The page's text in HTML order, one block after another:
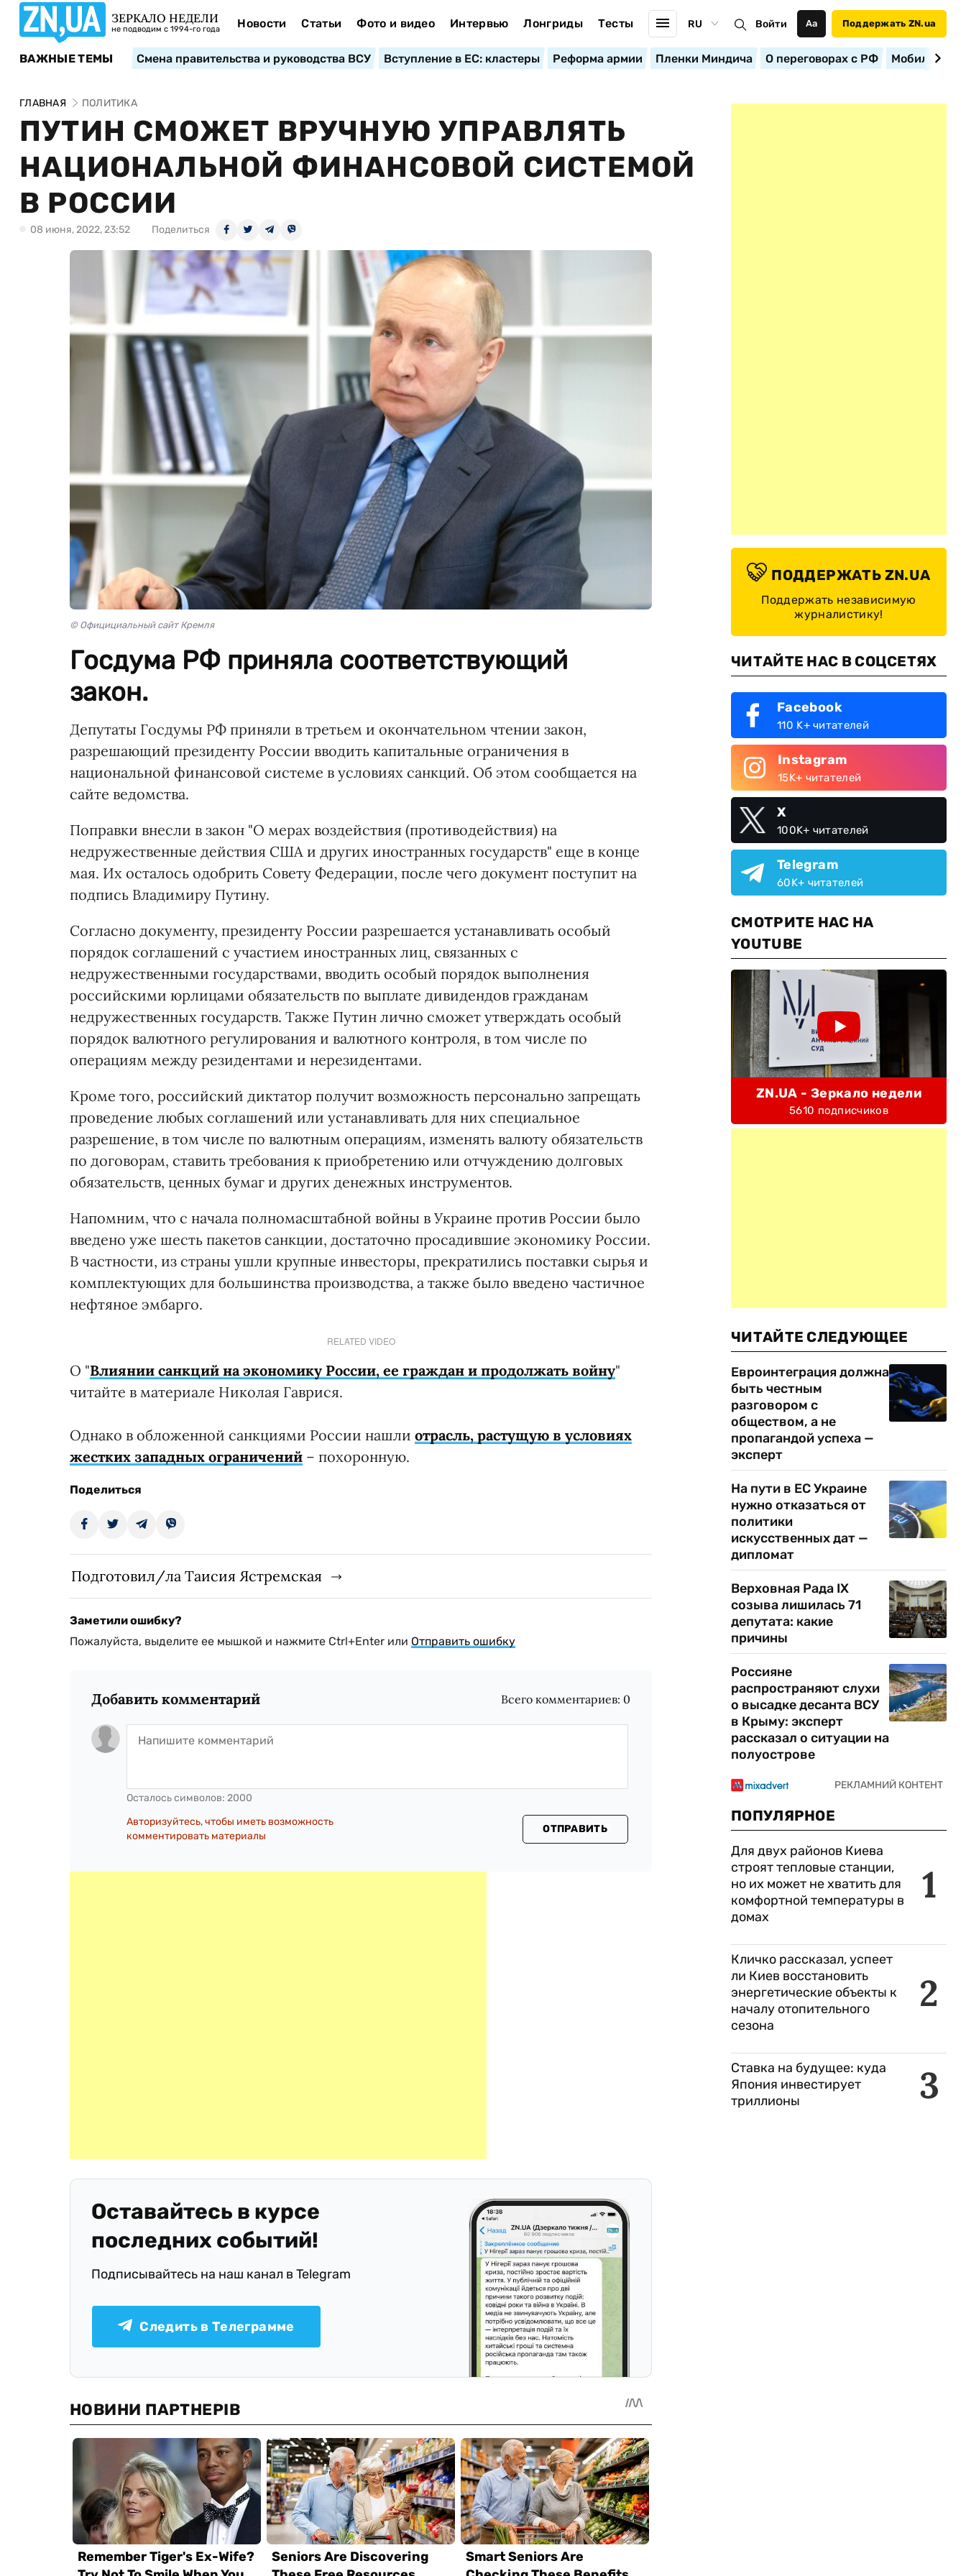
ЗЕРКАЛО НЕДЕЛИ
не подводим с 1994-го года Новости Статьи Фото и видео Интервью Лонгриды Тесты RU Войти Аа Поддержать ZN.ua
ВАЖНЫЕ ТЕМЫ Смена правительства и руководства ВСУ Вступление в ЕС: кластеры Реформа армии Пленки Миндича О переговорах с РФ
ГЛАВНАЯ ПОЛИТИКА
ПУТИН СМОЖЕТ ВРУЧНУЮ УПРАВЛЯТЬ
НАЦИОНАЛЬНОЙ ФИНАНСОВОЙ СИСТЕМОЙ
В РОССИИ
08 июня, 2022, 23:52 Поделиться
© Официциальный сайт Кремля
Госдума РФ приняла соответствующий
закон.
Депутаты Госдумы РФ приняли в третьем и окончательном чтении закон,
разрешающий президенту России вводить капитальные ограничения в
национальной финансовой системе в условиях санкций. Об этом сообщается на
сайте ведомства.
Поправки внесли в закон "О мерах воздействия (противодействия) на
недружественные действия США и других иностранных государств" еще в конце
мая. Их осталось одобрить Совету Федерации, после чего документ поступит на
подпись Владимиру Путину.
Согласно документу, президенту России разрешается устанавливать особый
порядок соглашений с участием иностранных лиц, связанных с
недружественными государствами, вводить особый порядок выполнения
российскими юрлицами обязательств по выплате дивидендов гражданам
недружественных государств. Также Путин лично сможет утверждать особый
порядок валютного регулирования и валютного контроля, в том числе по
операциям между резидентами и нерезидентами.
Кроме того, российский диктатор получит возможность персонально запрещать
проведение любых соглашений или устанавливать для них специальное
разрешение, в том числе по валютным операциям, изменять валюту обязательств
по договорам, ставить требования к приобретению или отчуждению долговых
обязательств, ценных бумаг и других денежных инструментов.
Напомним, что с начала полномасштабной войны в Украине против России было
введено уже шесть пакетов санкции, достаточно просадившие экономику России.
В частности, из страны ушли крупные инвесторы, прекратились поставки сырья и
комплектующих для большинства производства, а также было введено частичное
нефтяное эмбарго.
RELATED VIDEO
О "Влиянии санкций на экономику России, ее граждан и продолжать войну"
читайте в материале Николая Гаврися.
Однако в обложенной санкциями России нашли отрасль, растущую в условиях
жестких западных ограничений – похоронную.
Поделиться
Подготовил/ла Таисия Ястремская
Заметили ошибку?
Пожалуйста, выделите ее мышкой и нажмите Ctrl+Enter или Отправить ошибку
Добавить комментарий Всего комментариев: 0
Осталось символов: 2000
Авторизуйтесь, чтобы иметь возможность
комментировать материалы
ОТПРАВИТЬ
Оставайтесь в курсе
последних событий!
Подписывайтесь на наш канал в Telegram
Следить в Телеграмме
ПОДДЕРЖАТЬ ZN.UA
Поддержать независимую
журналистику!
ЧИТАЙТЕ НАС В СОЦСЕТЯХ
Facebook
110 K+ читателей
Instagram
15K+ читателей
X
100K+ читателей
Telegram
60K+ читателей
СМОТРИТЕ НАС НА
YOUTUBE
ZN.UA - Зеркало недели
5610 подписчиков
ЧИТАЙТЕ СЛЕДУЮЩЕЕ
Евроинтеграция должна
быть честным
разговором с
обществом, а не
пропагандой успеха —
эксперт
На пути в ЕС Украине
нужно отказаться от
политики
искусственных дат —
дипломат
Верховная Рада IX
созыва лишилась 71
депутата: какие
причины
Россияне
распространяют слухи
о высадке десанта ВСУ
в Крыму: эксперт
рассказал о ситуации на
полуострове
ПОПУЛЯРНОЕ
1
Для двух районов Киева
строят тепловые станции,
но их может не хватить для
комфортной температуры в
домах
2
Кличко рассказал, успеет
ли Киев восстановить
энергетические объекты к
началу отопительного
сезона
3
Ставка на будущее: куда
Япония инвестирует
триллионы